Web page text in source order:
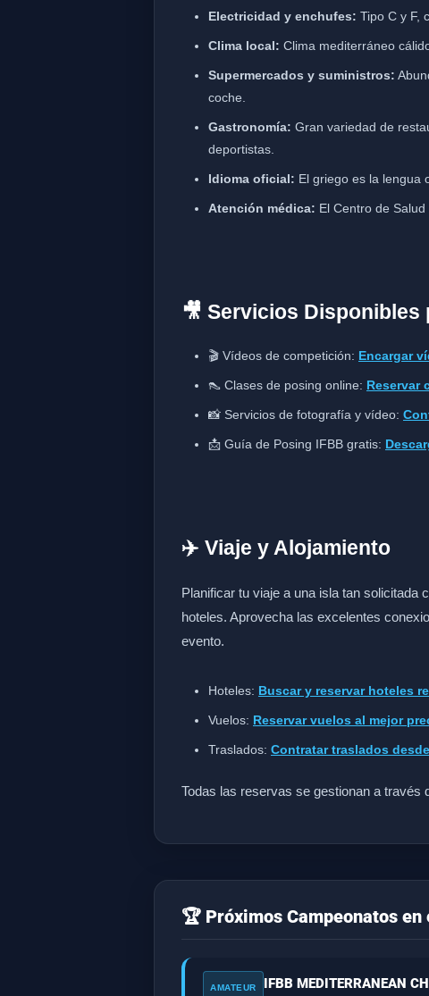
Electricidad y enchufes: Tipo C y F,
Clima local: Clima mediterráneo
Supermercados y suministros:
coche.
Gastronomía: Gran variedad de
deportistas.
Idioma oficial: El griego es la lengua
Atención médica: El Centro de
🎥 Servicios Disponibles
🎬 Vídeos de competición: Encargar
👠 Clases de posing online: Reservar
📸 Servicios de fotografía y vídeo:
📩 Guía de Posing IFBB gratis:
✈️ Viaje y Alojamiento
Planificar tu viaje a una isla tan solicitada
hoteles. Aprovecha las excelentes
evento.
Hoteles: Buscar y reservar hoteles
Vuelos: Reservar vuelos al mejor
Traslados: Contratar traslados
Todas las reservas se gestionan a través
🏆 Próximos Campeonatos en
AMATEUR IFBB MEDITERRANEAN